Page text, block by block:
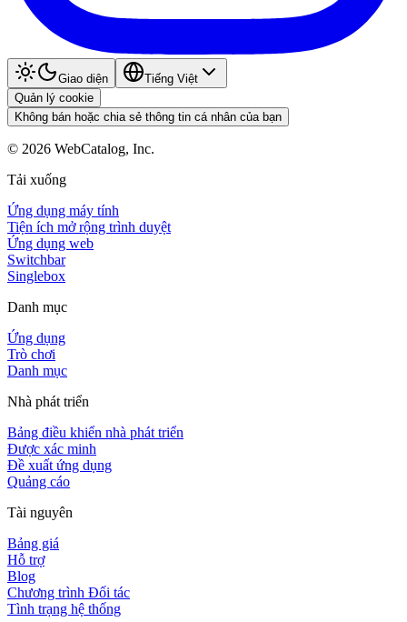
Giao diện
Tiếng Việt
Quản lý cookie
Không bán hoặc chia sẻ thông tin cá nhân của bạn
© 2026 WebCatalog, Inc.
Tải xuống
Ứng dụng máy tính
Tiện ích mở rộng trình duyệt
Ứng dụng web
Switchbar
Singlebox
Danh mục
Ứng dụng
Trò chơi
Danh mục
Nhà phát triển
Bảng điều khiển nhà phát triển
Được xác minh
Đề xuất ứng dụng
Quảng cáo
Tài nguyên
Bảng giá
Hỗ trợ
Blog
Chương trình Đối tác
Tình trạng hệ thống